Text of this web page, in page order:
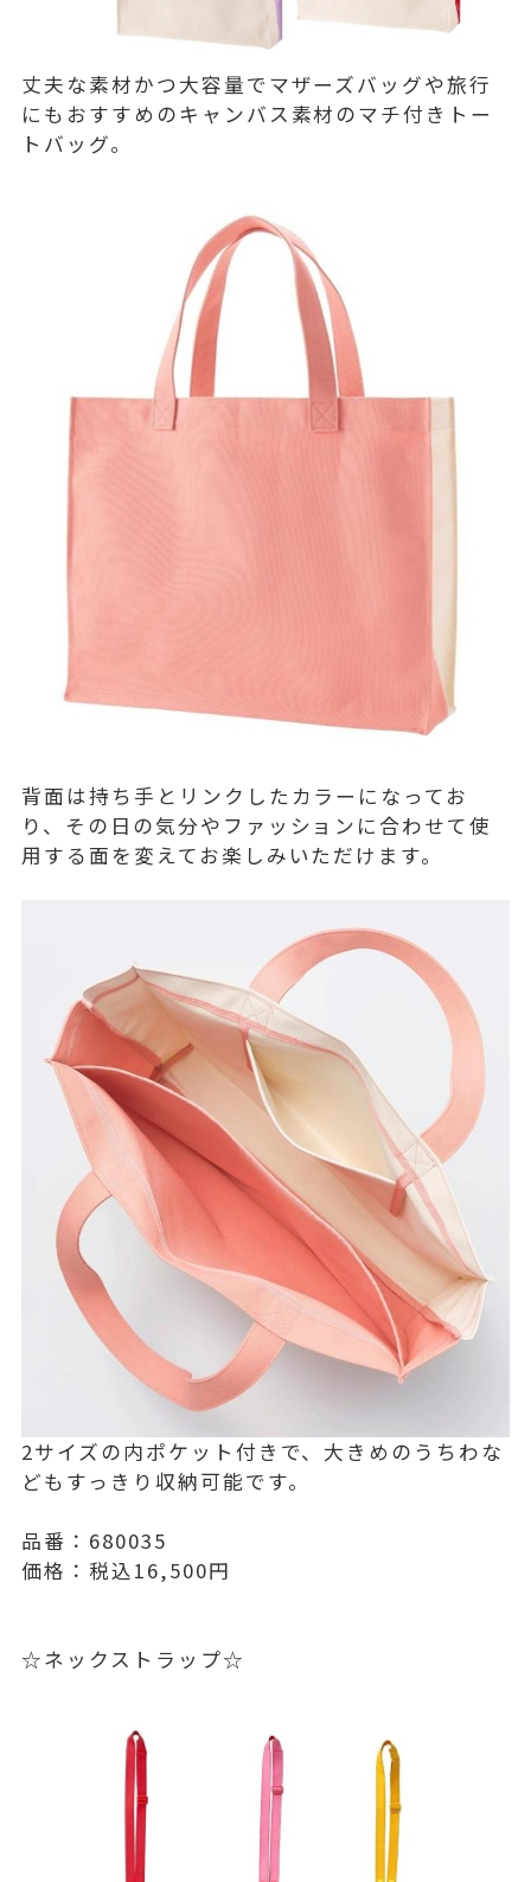
丈夫な素材かつ大容量でマザーズバッグや旅行
にもおすすめのキャンバス素材のマチ付きトー
トバッグ。
背面は持ち手とリンクしたカラーになってお
り、その日の気分やファッションに合わせて使
用する面を変えてお楽しみいただけます。
2サイズの内ポケット付きで、大きめのうちわな
どもすっきり収納可能です。
品番：680035
価格：税込16,500円
☆ネックストラップ☆